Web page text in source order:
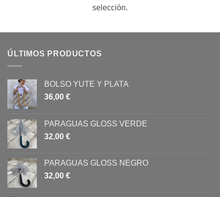
selección.
ÚLTIMOS PRODUCTOS
BOLSO YUTE Y PLATA
36,00 €
PARAGUAS GLOSS VERDE
32,00 €
PARAGUAS GLOSS NEGRO
32,00 €